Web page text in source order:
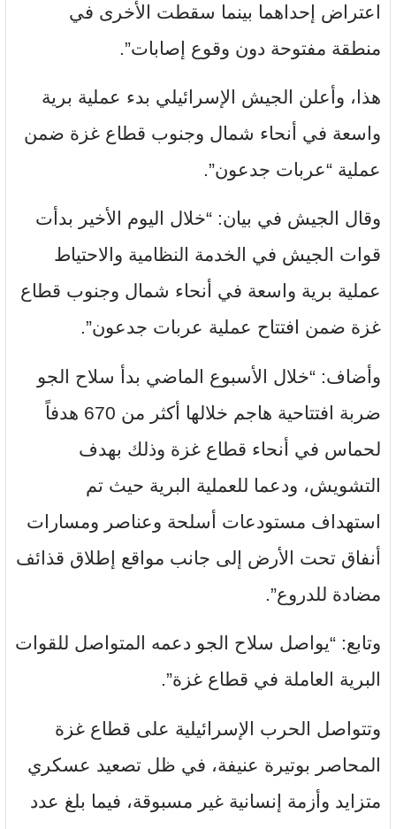
اعتراض إحداهما بينما سقطت الأخرى في
منطقة مفتوحة دون وقوع إصابات”.
هذا، وأعلن الجيش الإسرائيلي بدء عملية برية
واسعة في أنحاء شمال وجنوب قطاع غزة ضمن
عملية “عربات جدعون”.
وقال الجيش في بيان: “خلال اليوم الأخير بدأت
قوات الجيش في الخدمة النظامية والاحتياط
عملية برية واسعة في أنحاء شمال وجنوب قطاع
غزة ضمن افتتاح عملية عربات جدعون”.
وأضاف: “خلال الأسبوع الماضي بدأ سلاح الجو
ضربة افتتاحية هاجم خلالها أكثر من 670 هدفاً
لحماس في أنحاء قطاع غزة وذلك بهدف
التشويش، ودعما للعملية البرية حيث تم
استهداف مستودعات أسلحة وعناصر ومسارات
أنفاق تحت الأرض إلى جانب مواقع إطلاق قذائف
مضادة للدروع”.
وتابع: “يواصل سلاح الجو دعمه المتواصل للقوات
البرية العاملة في قطاع غزة”.
وتتواصل الحرب الإسرائيلية على قطاع غزة
المحاصر بوتيرة عنيفة، في ظل تصعيد عسكري
متزايد وأزمة إنسانية غير مسبوقة، فيما بلغ عدد